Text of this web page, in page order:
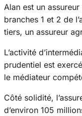
Alan est un
branches 1 et 2 de
tiers, un assureur
L’activité
prudentiel est
le médiateur
Côté solidité,
d’environ 105